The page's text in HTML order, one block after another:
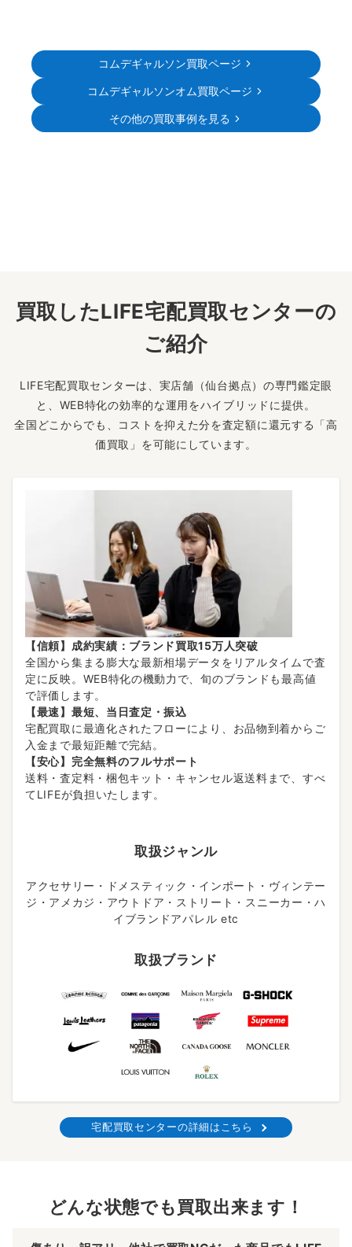
コムデギャルソン買取ページ
コムデギャルソンオム買取ページ
その他の買取事例を見る
買取したLIFE宅配買取センターの
ご紹介
LIFE宅配買取センターは、実店舗（仙台拠点）の専門鑑定眼
と、WEB特化の効率的な運用をハイブリッドに提供。
全国どこからでも、コストを抑えた分を査定額に還元する「高
価買取」を可能にしています。
【信頼】成約実績：ブランド買取15万人突破
全国から集まる膨大な最新相場データをリアルタイムで査
定に反映。WEB特化の機動力で、旬のブランドも最高値
で評価します。
【最速】最短、当日査定・振込
宅配買取に最適化されたフローにより、お品物到着からご
入金まで最短距離で完結。
【安心】完全無料のフルサポート
送料・査定料・梱包キット・キャンセル返送料まで、すべ
てLIFEが負担いたします。
取扱ジャンル
アクセサリー・ドメスティック・インポート・ヴィンテー
ジ・アメカジ・アウトドア・ストリート・スニーカー・ハ
イブランドアパレル etc
取扱ブランド
宅配買取センターの詳細はこちら
どんな状態でも買取出来ます！